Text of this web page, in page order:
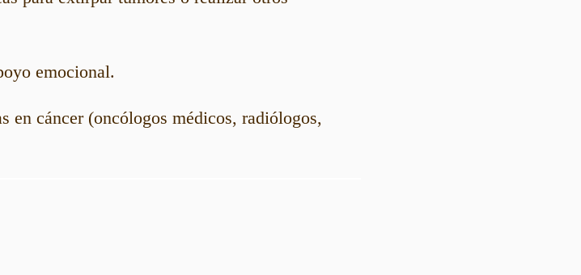
emocional.
en cáncer (oncólogos médicos, radiólogos,